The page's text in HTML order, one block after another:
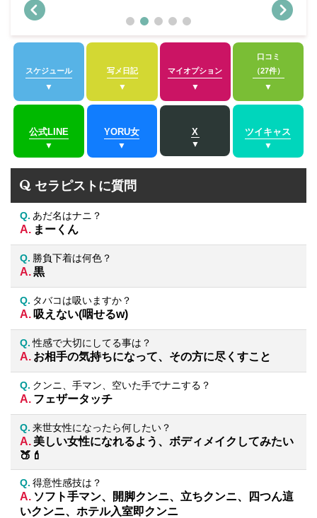
スケジュール 写メ日記 マイオプション
口コミ
（27件）
公式LINE YORU女 X ツイキャス
セラピストに質問
あだ名はナニ？
まーくん
勝負下着は何色？
黒
タバコは吸いますか？
吸えない(咽せるw)
性感で大切にしてる事は？
お相手の気持ちになって、その方に尽くすこと
クンニ、手マン、空いた手でナニする？
フェザータッチ
来世女性になったら何したい？
美しい女性になれるよう、ボディメイクしてみたい
🍑💄
得意性感技は？
ソフト手マン、開脚クンニ、立ちクンニ、四つん這
いクンニ、ホテル入室即クンニ